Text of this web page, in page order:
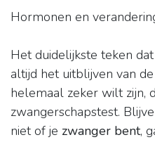
Hormonen en
Het duidelijkste teken
altijd het uitblijven van
helemaal zeker wilt zijn,
zwangerschapstest.
niet of je zwanger bent,